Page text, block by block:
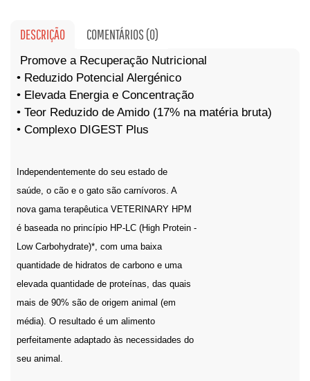
DESCRIÇÃO COMENTÁRIOS (0)
Promove a Recuperação Nutricional
• Reduzido Potencial Alergénico
• Elevada Energia e Concentração
• Teor Reduzido de Amido (17% na matéria bruta)
• Complexo DIGEST Plus
Independentemente do seu estado de
saúde, o cão e o gato são carnívoros. A
nova gama terapêutica VETERINARY HPM
é baseada no princípio HP-LC (High Protein -
Low Carbohydrate)*, com uma baixa
quantidade de hidratos de carbono e uma
elevada quantidade de proteínas, das quais
mais de 90% são de origem animal (em
média). O resultado é um alimento
perfeitamente adaptado às necessidades do
seu animal.